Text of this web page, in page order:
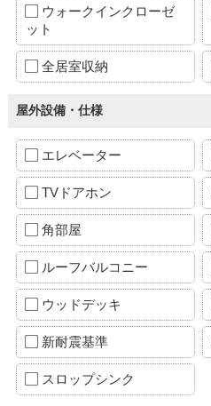
ウォークインクローゼ
ット
全居室収納
屋外設備・仕様
エレベーター
TVドアホン
角部屋
ルーフバルコニー
ウッドデッキ
新耐震基準
スロップシンク